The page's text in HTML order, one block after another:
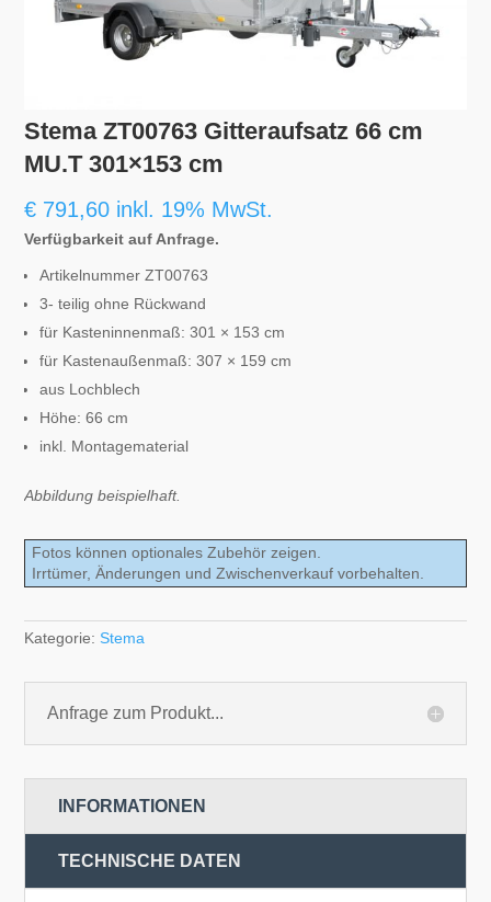
Stema ZT00763 Gitteraufsatz 66 cm
MU.T 301×153 cm
€ 791,60 inkl. 19% MwSt.
Verfügbarkeit auf Anfrage.
Artikelnummer ZT00763
3- teilig ohne Rückwand
für Kasteninnenmaß: 301 × 153 cm
für Kastenaußenmaß: 307 × 159 cm
aus Lochblech
Höhe: 66 cm
inkl. Montagematerial
Abbildung beispielhaft.
Fotos können optionales Zubehör zeigen.
Irrtümer, Änderungen und Zwischenverkauf vorbehalten.
Kategorie:Stema
Anfrage zum Produkt...
INFORMATIONEN
TECHNISCHE DATEN